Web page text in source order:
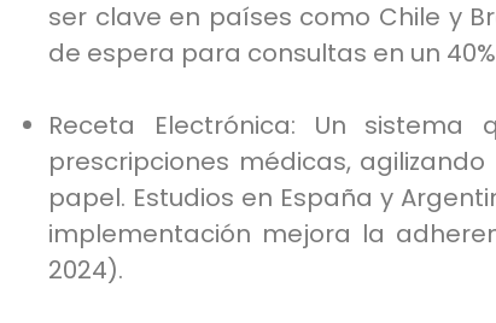
ser clave en países como Chile y
de espera para consultas en un 40%
Receta Electrónica: Un
prescripciones médicas,
papel. Estudios en España y
implementación mejora la
2024).